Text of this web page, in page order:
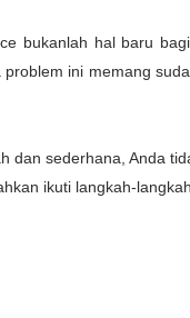
bukanlah hal baru
ini memang
dan sederhana, Anda
ikuti langkah-